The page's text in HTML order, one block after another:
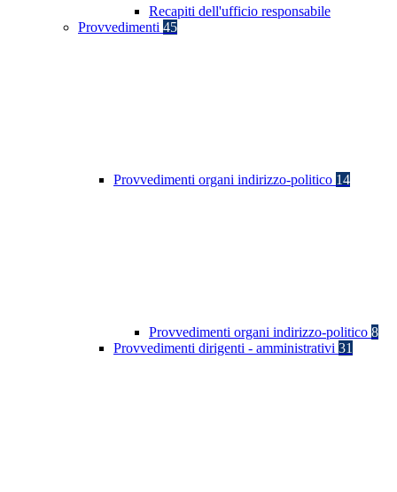
Recapiti dell'ufficio responsabile
Provvedimenti 45
Provvedimenti organi indirizzo-politico 14
Provvedimenti organi indirizzo-politico 8
Provvedimenti dirigenti - amministrativi 31